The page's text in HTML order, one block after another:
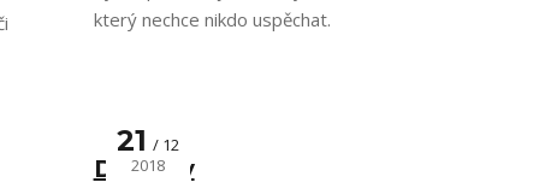
který nechce nikdo uspěchat.
Dušičky
21
12
2018